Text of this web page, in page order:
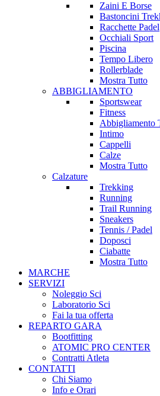
Zaini E Borse
Bastoncini
Racchette Padel
Occhiali Sport
Piscina
Tempo Libero
Rollerblade
Mostra Tutto
ABBIGLIAMENTO
Sportswear
Fitness
Abbigliamento
Intimo
Cappelli
Calze
Mostra Tutto
Calzature
Trekking
Running
Trail Running
Sneakers
Tennis / Padel
Doposci
Ciabatte
Mostra Tutto
MARCHE
SERVIZI
Noleggio Sci
Laboratorio Sci
Fai la tua offerta
REPARTO GARA
Bootfitting
ATOMIC PRO CENTER
Contratti Atleta
CONTATTI
Chi Siamo
Info e Orari